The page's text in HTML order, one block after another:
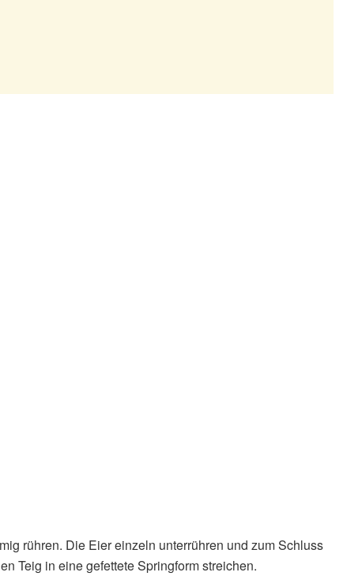
rühren. Die Eier einzeln unterrühren und zum Schluss
Teig in eine gefettete Springform streichen.